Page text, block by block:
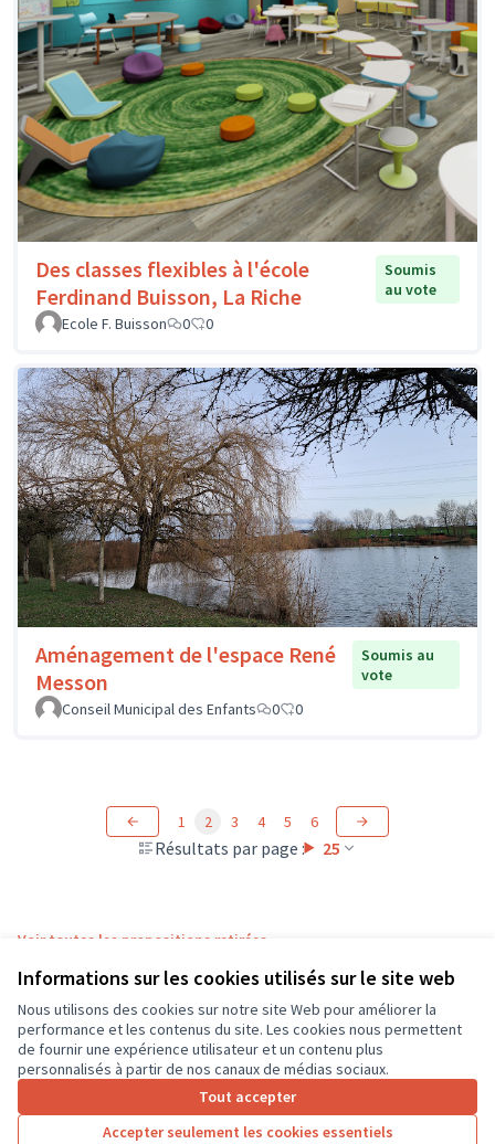
Informations sur les cookies utilisés sur le site web
Nous utilisons des cookies sur notre site Web pour améliorer la
performance et les contenus du site. Les cookies nous permettent
de fournir une expérience utilisateur et un contenu plus
personnalisés à partir de nos canaux de médias sociaux.
Tout accepter
Accepter seulement les cookies essentiels
Des classes flexibles à l'école
Ferdinand Buisson, La Riche
Soumis
au vote
Ecole F. Buisson
0 0
Aménagement de l'espace René
Messon
Soumis au
vote
Conseil Municipal des Enfants
0 0
Résultats par page : 25
1 2 3 4 5 6
Voir toutes les propositions retirées
Conditions d'utilisation
Paramètres des cookies
CD37 sur X
(Lien externe)
CD37 sur Facebook
CD37 sur Instagram
CD37 sur YouTube
(Lien externe)